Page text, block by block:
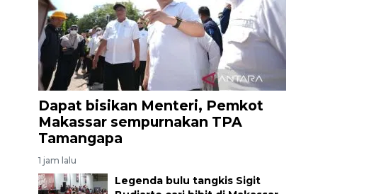
Dapat bisikan Menteri, Pemkot
Makassar sempurnakan TPA
Tamangapa
1 jam lalu
Legenda bulu tangkis Sigit